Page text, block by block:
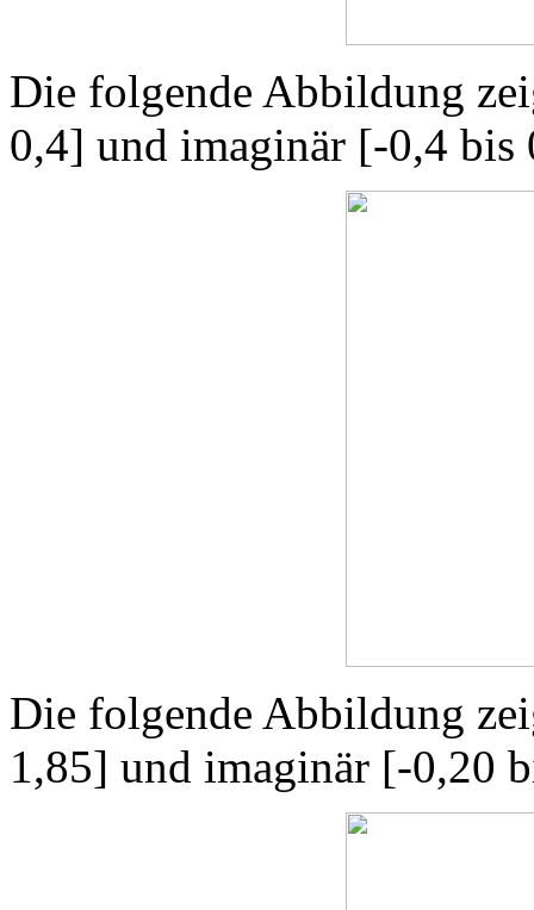
Die folgende Abbildung
0,4] und imaginär [-0,4 bis
Die folgende Abbildung
1,85] und imaginär [-0,20